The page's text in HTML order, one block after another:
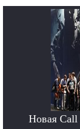
Новая Call